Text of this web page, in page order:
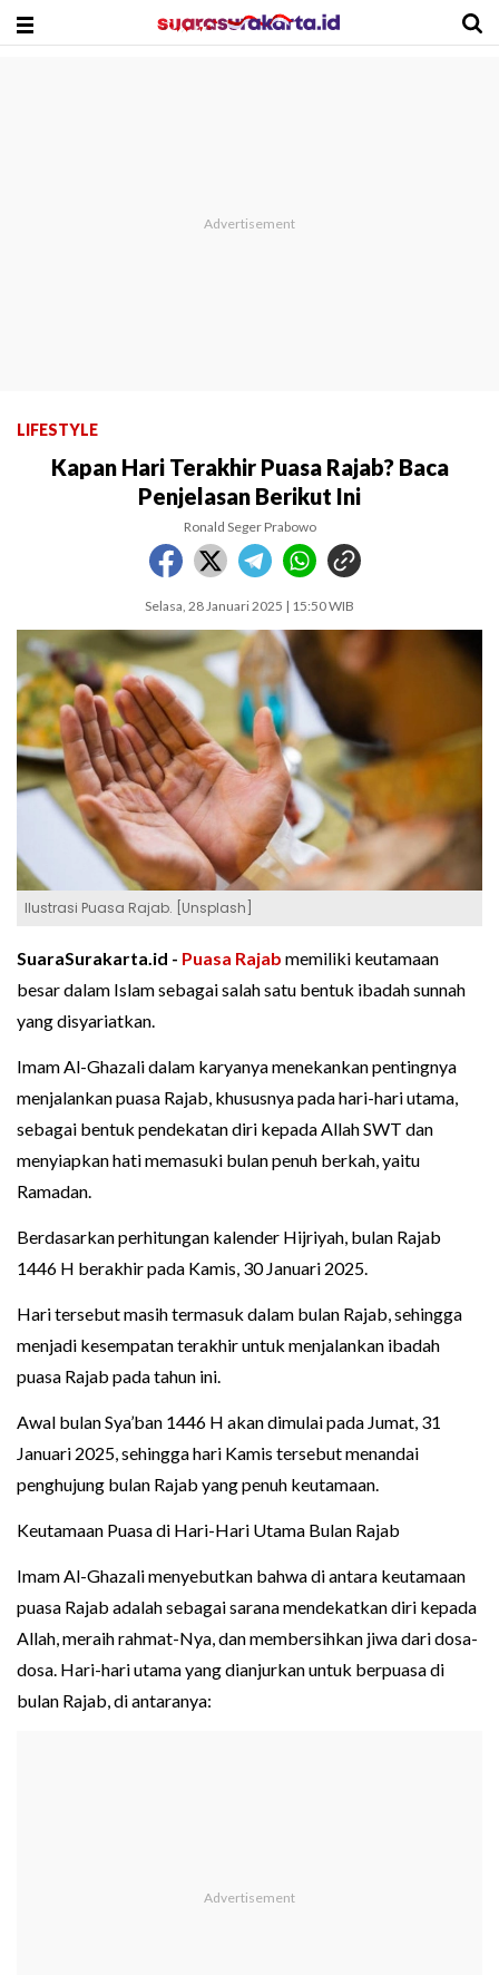
LIFESTYLE
Kapan Hari Terakhir Puasa Rajab? Baca
Penjelasan Berikut Ini
Ronald Seger Prabowo
Selasa, 28 Januari 2025 | 15:50 WIB
Ilustrasi Puasa Rajab. [Unsplash]
SuaraSurakarta.id - Puasa Rajab memiliki keutamaan
besar dalam Islam sebagai salah satu bentuk ibadah sunnah
yang disyariatkan.
Imam Al-Ghazali dalam karyanya menekankan pentingnya
menjalankan puasa Rajab, khususnya pada hari-hari utama,
sebagai bentuk pendekatan diri kepada Allah SWT dan
menyiapkan hati memasuki bulan penuh berkah, yaitu
Ramadan.
Berdasarkan perhitungan kalender Hijriyah, bulan Rajab
1446 H berakhir pada Kamis, 30 Januari 2025.
Hari tersebut masih termasuk dalam bulan Rajab, sehingga
menjadi kesempatan terakhir untuk menjalankan ibadah
puasa Rajab pada tahun ini.
Awal bulan Sya’ban 1446 H akan dimulai pada Jumat, 31
Januari 2025, sehingga hari Kamis tersebut menandai
penghujung bulan Rajab yang penuh keutamaan.
Keutamaan Puasa di Hari-Hari Utama Bulan Rajab
Imam Al-Ghazali menyebutkan bahwa di antara keutamaan
puasa Rajab adalah sebagai sarana mendekatkan diri kepada
Allah, meraih rahmat-Nya, dan membersihkan jiwa dari dosa-
dosa. Hari-hari utama yang dianjurkan untuk berpuasa di
bulan Rajab, di antaranya: